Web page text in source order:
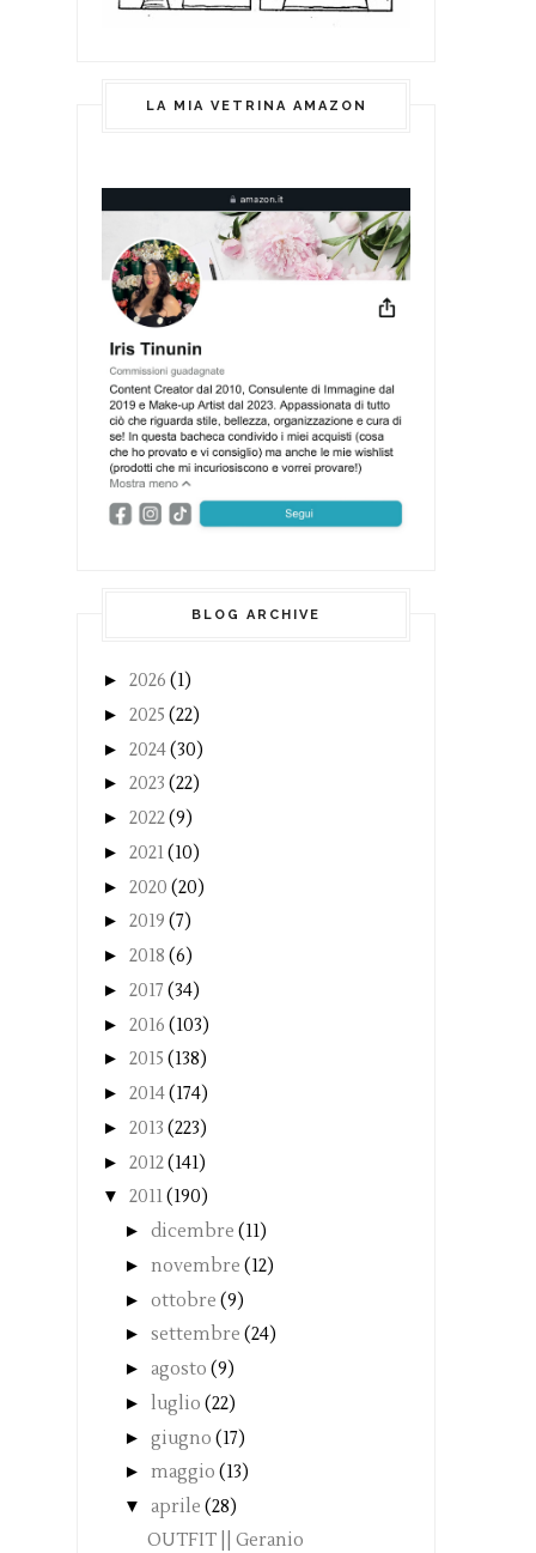
LA MIA VETRINA AMAZON
BLOG ARCHIVE
► 2026 (1)
► 2025 (22)
► 2024(30)
► 2023 (22)
► 2022(9)
► 2021(10)
► 2020 (20)
► 2019 (7)
► 2018 (6)
► 2017 (34)
► 2016 (103)
► 2015 (138)
► 2014(174)
► 2013 (223)
► 2012(141)
▼ 2011(190)
► dicembre (11)
► novembre (12)
► ottobre (9)
► settembre (24)
► agosto (9)
► luglio (22)
► giugno (17)
► maggio (13)
▼ aprile (28)
OUTFIT || Geranio